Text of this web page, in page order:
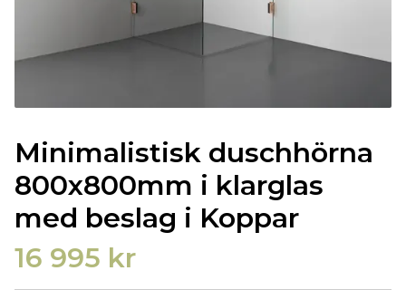
Minimalistisk duschhörna
800x800mm i klarglas
med beslag i Koppar
16 995 kr